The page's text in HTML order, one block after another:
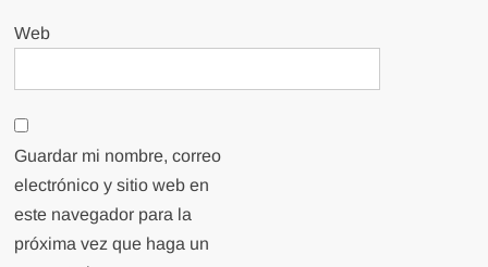
Web
Guardar mi nombre, correo
electrónico y sitio web en
este navegador para la
próxima vez que haga un